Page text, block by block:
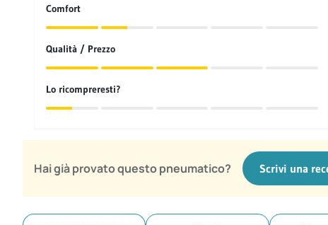
Comfort
Qualità / Prezzo
Lo ricompreresti?
Hai già provato questo pneumatico? Scrivi una